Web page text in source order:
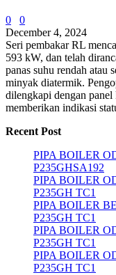
0
0
December 4, 2024
Seri pembakar RL
593 kW, dan telah
panas suhu rendah atau
minyak diatermik.
dilengkapi dengan
memberikan indikasi
Recent Post
PIPA BOILER
P235GHSA192
PIPA BOILER
P235GH TC1
PIPA BOILER
P235GH TC1
PIPA BOILER
P235GH TC1
PIPA BOILER
P235GH TC1